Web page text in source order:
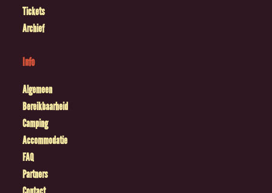
Tickets
Archief
Info
Algemeen
Bereikbaarheid
Camping
Accommodatie
FAQ
Partners